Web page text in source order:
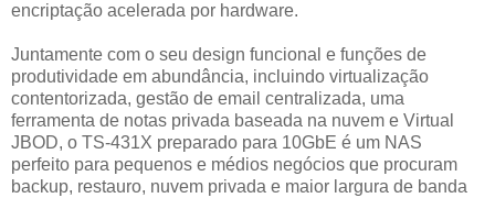
encriptação acelerada por hardware.
Juntamente com o seu design funcional e funções de
produtividade em abundância, incluindo virtualização
contentorizada, gestão de email centralizada, uma
ferramenta de notas privada baseada na nuvem e Virtual
JBOD, o TS-431X preparado para 10GbE é um NAS
perfeito para pequenos e médios negócios que procuram
backup, restauro, nuvem privada e maior largura de banda